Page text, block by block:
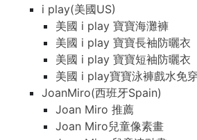
i play(美國US)
美國 i play 寶寶海灘褲
美國 i play 寶寶長袖防曬衣
美國 i play 寶寶短袖防曬衣
美國 i play寶寶泳褲戲水免
JoanMiro(西班牙Spain)
Joan Miro 推薦
Joan Miro兒童像素畫